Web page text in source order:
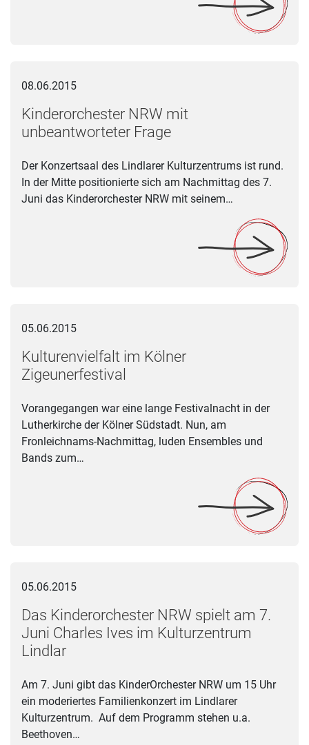
08.06.2015
Kinderorchester NRW mit
unbeantworteter Frage
Der Konzertsaal des Lindlarer Kulturzentrums ist rund.
In der Mitte positionierte sich am Nachmittag des 7.
Juni das Kinderorchester NRW mit seinem…
05.06.2015
Kulturenvielfalt im Kölner
Zigeunerfestival
Vorangegangen war eine lange Festivalnacht in der
Lutherkirche der Kölner Südstadt. Nun, am
Fronleichnams-Nachmittag, luden Ensembles und
Bands zum…
05.06.2015
Das Kinderorchester NRW spielt am 7.
Juni Charles Ives im Kulturzentrum
Lindlar
Am 7. Juni gibt das KinderOrchester NRW um 15 Uhr
ein moderiertes Familienkonzert im Lindlarer
Kulturzentrum. Auf dem Programm stehen u.a.
Beethoven…